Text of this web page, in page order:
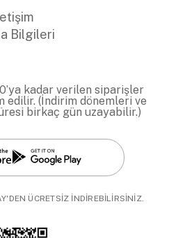
Bilgileri
kadar verilen siparişler
edilir. (İndirim dönemleri ve
birkaç gün uzayabilir.)
ÜCRETSİZ İNDİREBİLİRSİNİZ.